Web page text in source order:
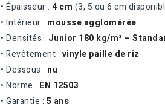
• Épaisseur : 4 cm (3, 5 ou 6 cm
• Intérieur : mousse agglomérée
• Densités : Junior 180 kg/m³ –
• Revêtement : vinyle paille de riz
• Dessous : nu
• Norme : EN 12503
• Garantie : 5 ans